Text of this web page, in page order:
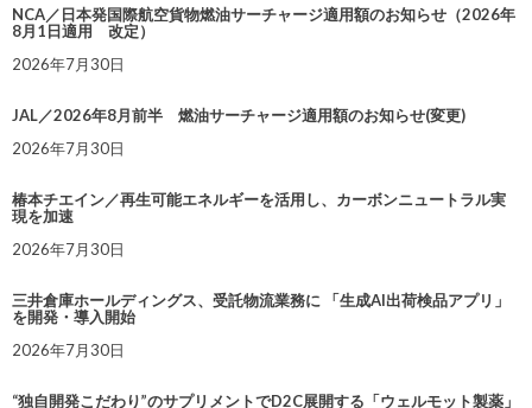
NCA／日本発国際航空貨物燃油サーチャージ適用額のお知らせ（2026年
8月1日適用 改定）
2026年7月30日
JAL／2026年8月前半 燃油サーチャージ適用額のお知らせ(変更)
2026年7月30日
椿本チエイン／再生可能エネルギーを活用し、カーボンニュートラル実
現を加速
2026年7月30日
三井倉庫ホールディングス、受託物流業務に 「生成AI出荷検品アプリ」
を開発・導入開始
2026年7月30日
“独自開発こだわり”のサプリメントでD2C展開する「ウェルモット製薬」